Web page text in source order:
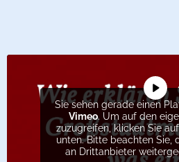
Sie sehen gerade einen
Vimeo. Um auf den
zuzugreifen, klicken Sie
unten. Bitte beachten Sie,
an Drittanbieter